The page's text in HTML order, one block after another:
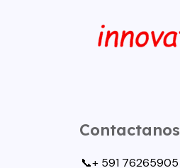
Contactanos
📞+ 591 76265905